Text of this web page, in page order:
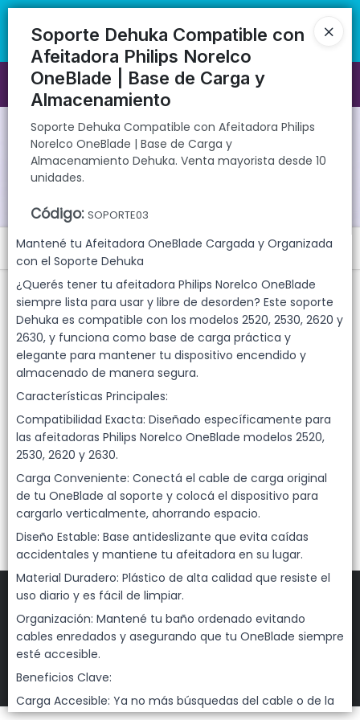
Soporte Dehuka Compatible con Afeitadora Philips Norelco OneBlade
10 unidades.
Soporte Dehuka Compatible con
Afeitadora Philips Norelco
OneBlade | Base de Carga y
Almacenamiento
Soporte Dehuka Compatible con Afeitadora Philips
Norelco OneBlade | Base de Carga y
Almacenamiento Dehuka. Venta mayorista desde 10
unidades.
Código: SOPORTE03
Mantené tu Afeitadora OneBlade Cargada y Organizada
con el Soporte Dehuka
¿Querés tener tu afeitadora Philips Norelco OneBlade
siempre lista para usar y libre de desorden? Este soporte
Dehuka es compatible con los modelos 2520, 2530, 2620 y
2630, y funciona como base de carga práctica y
elegante para mantener tu dispositivo encendido y
almacenado de manera segura.
Características Principales:
Compatibilidad Exacta: Diseñado específicamente para
las afeitadoras Philips Norelco OneBlade modelos 2520,
2530, 2620 y 2630.
Carga Conveniente: Conectá el cable de carga original
de tu OneBlade al soporte y colocá el dispositivo para
cargarlo verticalmente, ahorrando espacio.
Diseño Estable: Base antideslizante que evita caídas
accidentales y mantiene tu afeitadora en su lugar.
Material Duradero: Plástico de alta calidad que resiste el
uso diario y es fácil de limpiar.
Organización: Mantené tu baño ordenado evitando
cables enredados y asegurando que tu OneBlade siempre
esté accesible.
Beneficios Clave:
Carga Accesible: Ya no más búsquedas del cable o de la
directa | 📦 Comprá mayorista desde 10 unidades. ¡Registrate y
accedé a precios exclusivos!
Ingresar a la Tienda
CÓMO COMPRAR
QUIÉNES SOMOS
GARANTIAS
CONTACTO
Menú
Soporte Dehuka Compatible con Afeitadora Philips Norelco
OneBlade | Base de Carga y Almacenamiento Dehuka. Venta
mayorista desde 10 unidades.
FILTROS
Lista vacía
Defensa de las y los consumidores. Para reclamosingresá acá.